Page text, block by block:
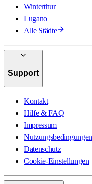
Winterthur
Lugano
Alle Städte
Support
Kontakt
Hilfe & FAQ
Impressum
Nutzungsbedingungen
Datenschutz
Cookie-Einstellungen